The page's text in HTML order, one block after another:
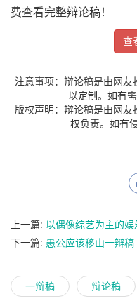
费查看完整辩论稿！
查
注意事项：辩论稿是由网
以定制。如有
版权声明：辩论稿是由网
权负责。如有
上一篇: 以偶像综艺为主的
九版）
下一篇: 愚公应该移山一辩稿
一辩稿 辩论稿